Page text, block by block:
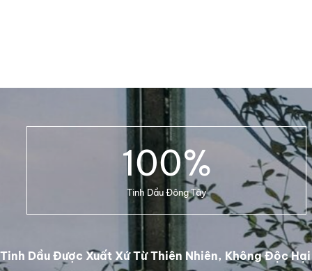
100%
Tinh Dầu Đông Tây
Tinh Dầu Được Xuất Xứ Từ Thiên Nhiên, Không Độc Hại